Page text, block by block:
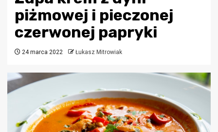
piżmowej i pieczonej
czerwonej papryki
24 marca 2022 Łukasz Mitrowiak